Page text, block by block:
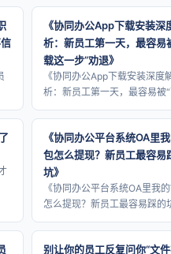
《协同办公App下载安装深
析：新员工第一天，最容易
载这一步”劝退》
《协同办公App下载安装深度
析：新员工第一天，最容易被“
《协同办公平台系统OA里
包怎么提现？新员工最容易
坑》
《协同办公平台系统OA里我
怎么提现？新员工最容易踩的
别让你的员工反复问你“文